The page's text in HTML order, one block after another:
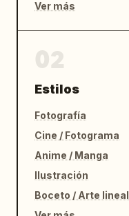
Ver más
Estilos
Fotografía
Cine / Fotograma
Anime / Manga
Ilustración
Boceto / Arte lineal